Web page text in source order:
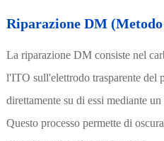
Riparazione DM
La riparazione DM consiste nel
l'ITO sull'elettrodo trasparente del
direttamente su di essi mediante
Questo processo permette di